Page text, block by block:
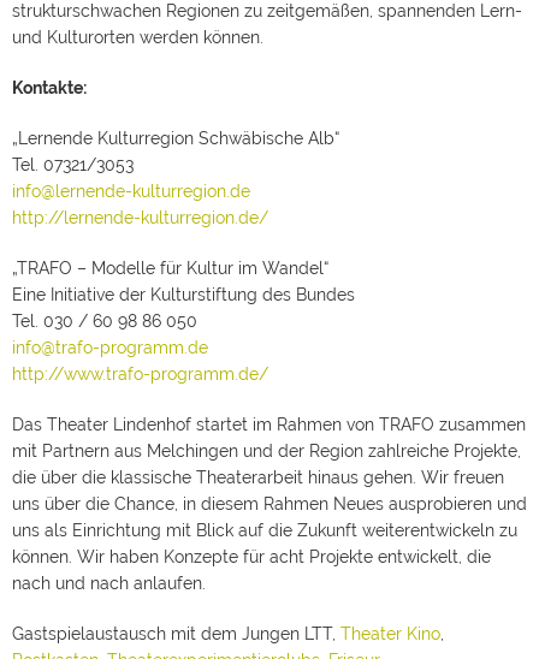
strukturschwachen Regionen zu zeitgemäßen, spannenden Lern-
und Kulturorten werden können.
Kontakte:
„Lernende Kulturregion Schwäbische Alb“
Tel. 07321/3053
info@lernende-kulturregion.de
http://lernende-kulturregion.de/
„TRAFO – Modelle für Kultur im Wandel“
Eine Initiative der Kulturstiftung des Bundes
Tel. 030 / 60 98 86 050
info@trafo-programm.de
http://www.trafo-programm.de/
Das Theater Lindenhof startet im Rahmen von TRAFO zusammen
mit Partnern aus Melchingen und der Region zahlreiche Projekte,
die über die klassische Theaterarbeit hinaus gehen. Wir freuen
uns über die Chance, in diesem Rahmen Neues ausprobieren und
uns als Einrichtung mit Blick auf die Zukunft weiterentwickeln zu
können. Wir haben Konzepte für acht Projekte entwickelt, die
nach und nach anlaufen.
Gastspielaustausch mit dem Jungen LTT, Theater Kino
Trafo
Im Rahmen von
sogenannten Kulturwerkstätten zusammengefunden.
Gemeinsam entwickeln sie neue Kulturangebote und
Formate, um sich noch stärker für ihr Umfeld, den ländlichen
Raum, zu öffnen. Das Projekt „Lernende Kulturregion
Schwäbische Alb“ wird gefördert in „TRAFO – Modelle für
Bundes, durch das Ministerium für Wissenschaft, Forschung
und Kunst Baden-Württemberg und das Ministerium für
Ländlichen Raum und Verbraucherschutz Baden-
Württemberg. Das TRAFO-Programm fördert in den Jahren
2016 bis 2020 deutschlandweit sechs Projekte in den
Modellregionen Südniedersachsen, Oderbruch, Saarpfalz
und Schwäbische Alb. Die dort bestehenden Theater und
ländlichen und strukturschwachen Regionen zu
zeitgemäßen, spannenden Lern- und Kulturorten werden
können.Kontakte:„Lernende Kulturregion Schwäbische Alb“
Tel. 07321/3053info@lernende-kulturregion.de
http://lernende-kulturregion.de/„TRAFO – Modelle für
Kultur im Wandel“ Eine Initiative der Kulturstiftung des
Bundes Tel. 030 / 60 98 86 050
info@trafo-programm.de
http://www.trafo-programm.de/Das Theater Lindenhof
startet im Rahmen von TRAFO zusammen mit Partnern aus
klassische Theaterarbeit hinaus gehen. Wir freuen uns über
die Chance, in diesem Rahmen Neues ausprobieren und uns